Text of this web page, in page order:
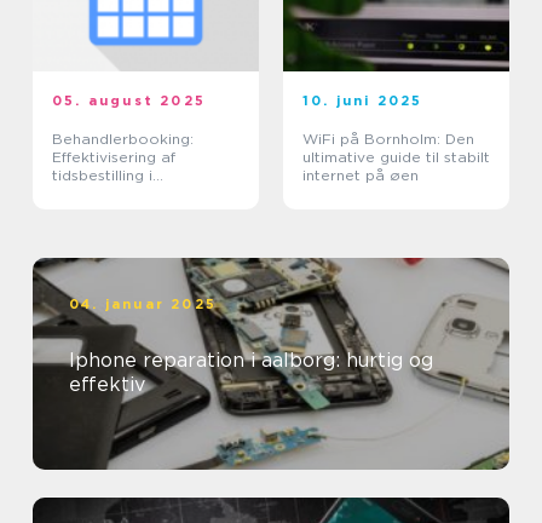
05. august 2025
Behandlerbooking:
Effektivisering af
tidsbestilling i
10. juni 2025
WiFi på Bornholm: Den
ultimative guide til stabilt
internet på øen
04. januar 2025
Iphone reparation i aalborg: hurtig og
effektiv